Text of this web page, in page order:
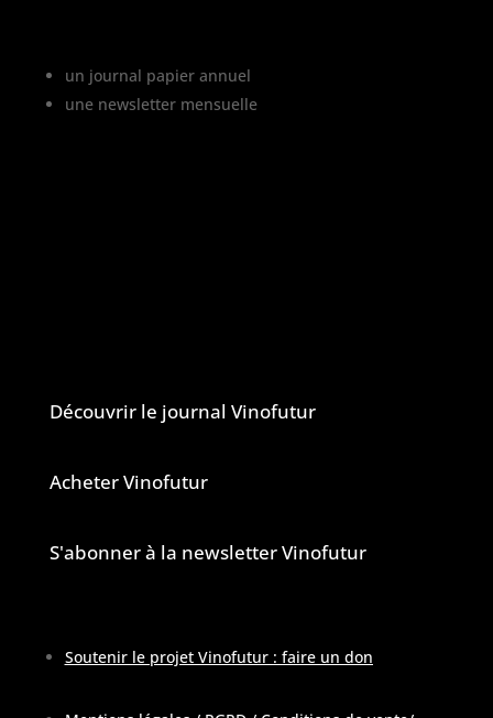
un journal papier annuel
une newsletter mensuelle
Découvrir le journal Vinofutur
Acheter Vinofutur
S'abonner à la newsletter Vinofutur
Soutenir le projet Vinofutur : faire un don